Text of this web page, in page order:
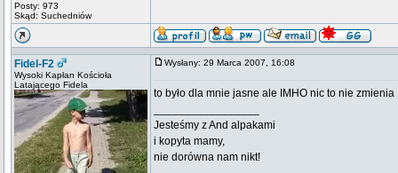
Posty: 973
Skąd: Suchedniów
Fidel-F2
Wysoki Kapłan Kościoła
Latającego Fidela
Wysłany: 29 Marca 2007, 16:08
to było dla mnie jasne ale IMHO nic to nie zmienia
Jesteśmy z And alpakami
i kopyta mamy,
nie dorówna nam nikt!